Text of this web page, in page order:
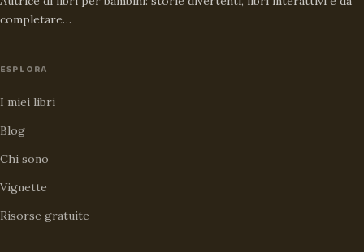
completare…
ESPLORA
I miei libri
Blog
Chi sono
Vignette
Risorse gratuite